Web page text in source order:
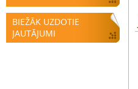
BIEŽĀK UZDOTIE
JAUTĀJUMI